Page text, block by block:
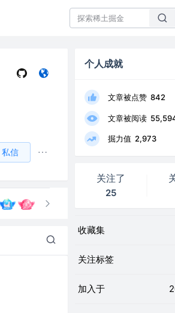
私信
个人成就
文章被点赞 842
文章被阅读
掘力值 2,973
关注了
25
收藏集
关注标签
加入于